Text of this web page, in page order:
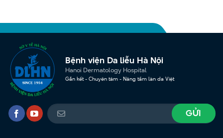
Bệnh viện Da liễu Hà Nội
Hanoi Dermatology Hospital
Gắn kết - Chuyên tâm - Nâng tầm làn da Việt